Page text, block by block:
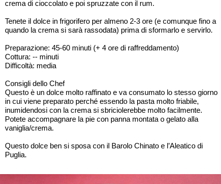
crema di cioccolato e poi spruzzate con il rum.
Tenete il dolce in frigorifero per almeno 2-3 ore (e comunque fino a
quando la crema si sarà rassodata) prima di sformarlo e servirlo.
Preparazione: 45-60 minuti (+ 4 ore di raffreddamento)
Cottura: -- minuti
Difficoltà: media
Consigli dello Chef
Questo è un dolce molto raffinato e va consumato lo stesso giorno
in cui viene preparato perché essendo la pasta molto friabile,
inumidendosi con la crema si sbriciolerebbe molto facilmente.
Potete accompagnare la pie con panna montata o gelato alla
vaniglia/crema.
Questo dolce ben si sposa con il Barolo Chinato e l’Aleatico di
Puglia.